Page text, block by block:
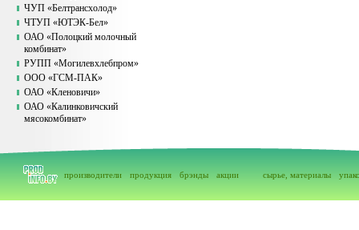
ЧУП «Белтрансхолод»
ЧТУП «ЮТЭК-Бел»
ОАО «Полоцкий молочный
комбинат»
РУПП «Могилевхлебпром»
ООО «ГСМ-ПАК»
ОАО «Кленовичи»
ОАО «Калинковичский
мясокомбинат»
производители продукция брэнды акции сырье, материалы